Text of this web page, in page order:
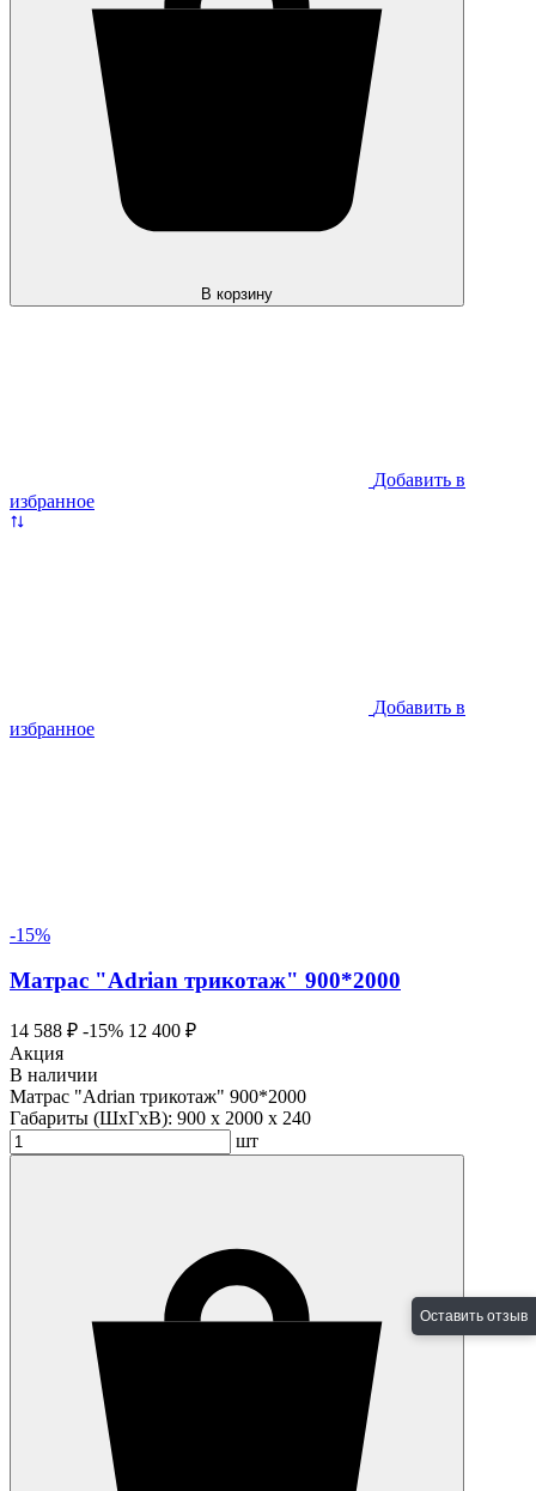
В корзину
Добавить в
избранное
Добавить в
избранное
-15%
Матрас "Adrian трикотаж" 900*2000
14 588 ₽ -15% 12 400 ₽
Акция
В наличии
Матрас "Adrian трикотаж" 900*2000
Габариты (ШхГхВ): 900 x 2000 x 240
шт
Оставить отзыв